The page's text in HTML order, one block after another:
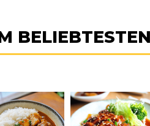
BELIEBTESTEN